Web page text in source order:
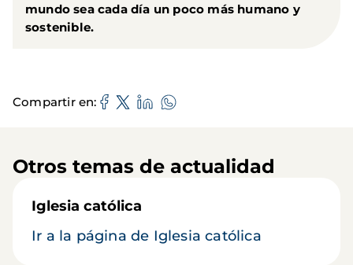
mundo sea cada día un poco más humano y
sostenible.
Compartir en
Otros temas de actualidad
Iglesia católica
Ir a la página de Iglesia católica